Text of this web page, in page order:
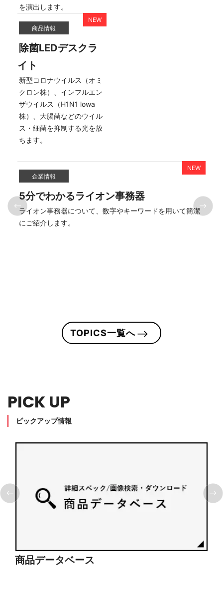
を演出します。
商品情報
除菌LEDデスクラ
イト
新型コロナウイルス（オミ
クロン株）、インフルエン
ザウイルス（H1N1 lowa
株）、大腸菌などのウイル
ス・細菌を抑制する光を放
企業情報
5分でわかるライオン事務器
ライオン事務器について、数字やキーワードを用いて簡潔
にご紹介します。
は
は
TOPICS一覧へ
PICK UP
ピックアップ情報
商品データベース